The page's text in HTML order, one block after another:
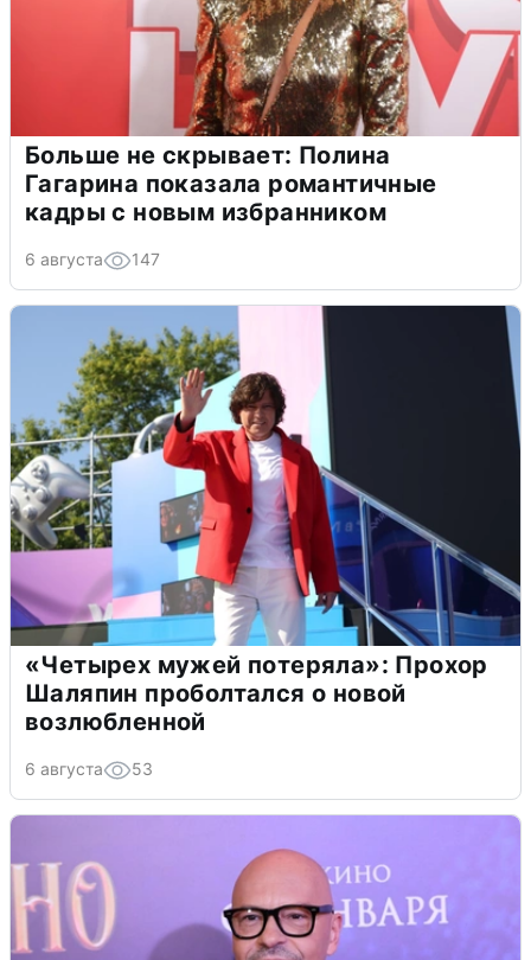
Больше не скрывает: Полина
Гагарина показала романтичные
кадры с новым избранником
6 августа 147
«Четырех мужей потеряла»: Прохор
Шаляпин проболтался о новой
возлюбленной
6 августа 53